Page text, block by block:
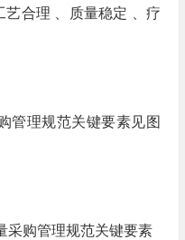
艺合理 、质量稳定 、疗
管理规范关键要素见图
采购管理规范关键要素